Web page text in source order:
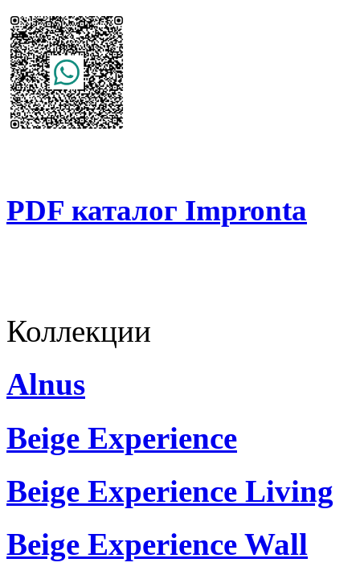
PDF каталог Impronta
Коллекции
Alnus
Beige Experience
Beige Experience Living
Beige Experience Wall